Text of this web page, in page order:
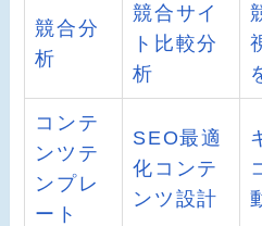
競合分
析
競合サイ
ト比較分
析
コンテ
ンツテ
ンプレ
ート
SEO最適
化コンテ
ンツ設計